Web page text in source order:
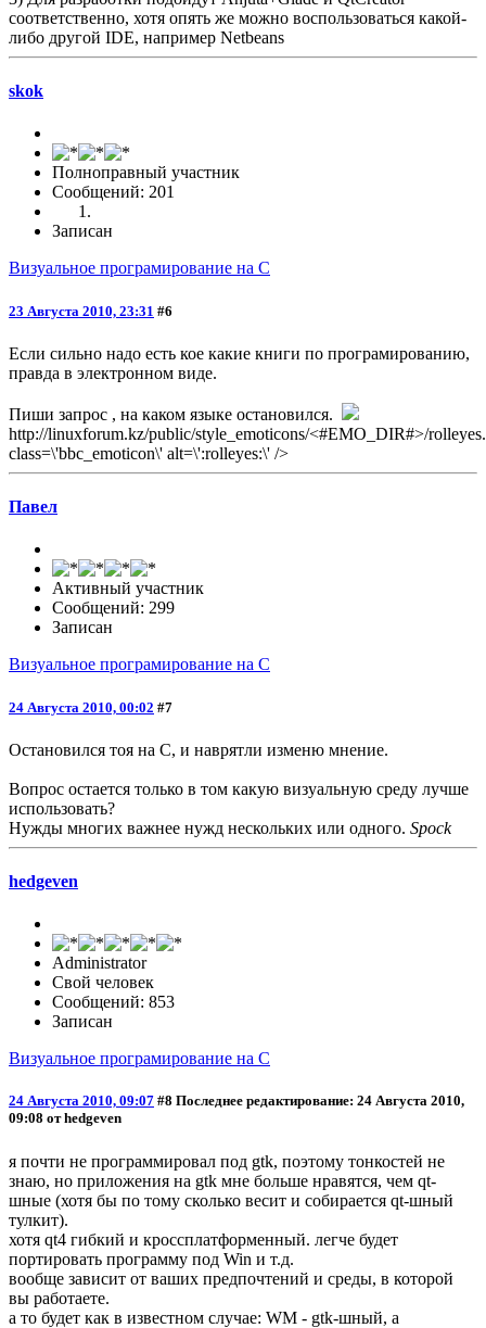
соответственно, хотя опять же можно воспользоваться какой-
либо другой IDE, например Netbeans
skok
Полноправный участник
Сообщений: 201
Записан
Визуальное програмирование на C
23 Августа 2010, 23:31 #6
Если сильно надо есть кое какие книги по програмированию,
правда в электронном виде.
Пиши запрос , на каком языке остановился.
http://linuxforum.kz/public/style_emoticons/<#EMO_DIR#>/
class=\'bbc_emoticon\' alt=\':rolleyes:\' />
Павел
Активный участник
Сообщений: 299
Записан
Визуальное програмирование на C
24 Августа 2010, 00:02 #7
Остановился тоя на С, и наврятли изменю мнение.
Вопрос остается только в том какую визуальную среду лучше
использовать?
Нужды многих важнее нужд нескольких или одного. Spock
hedgeven
Administrator
Свой человек
Сообщений: 853
Записан
Визуальное програмирование на C
24 Августа 2010, 09:07 #8 Последнее редактирование: 24 Августа 2010,
09:08 от hedgeven
я почти не программировал под gtk, поэтому тонкостей не
знаю, но приложения на gtk мне больше нравятся, чем qt-
шные (хотя бы по тому сколько весит и собирается qt-шный
тулкит).
хотя qt4 гибкий и кроссплатформенный. легче будет
портировать программу под Win и т.д.
вообще зависит от ваших предпочтений и среды, в которой
вы работаете.
а то будет как в известном случае: WM - gtk-шный, а